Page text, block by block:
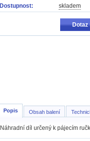
Dostupnost:
skladem
Dotaz
Popis Obsah balení
Náhradní díl určený k pájecím